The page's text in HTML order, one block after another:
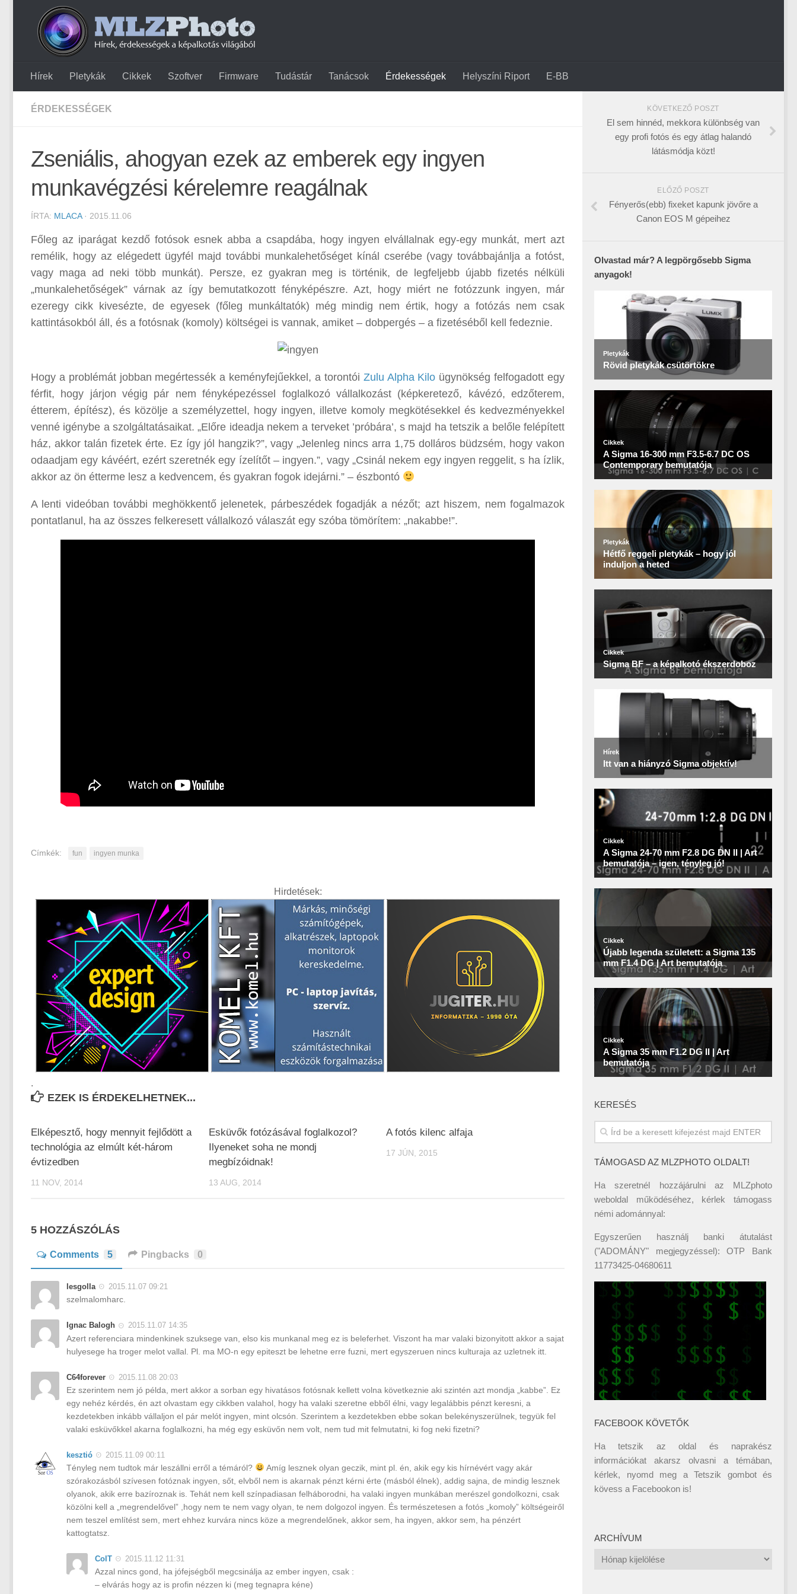
Hírek Pletykák Cikkek Szoftver Firmware Tudástár Tanácsok Érdekességek Helyszíni Riport E-BB
ÉRDEKESSÉGEK
Zseniális, ahogyan ezek az emberek egy ingyen
munkavégzési kérelemre reagálnak
ÍRTA: MLACA· 2015.11.06
Főleg az iparágat kezdő fotósok esnek abba a csapdába, hogy ingyen elvállalnak egy-egy munkát, mert azt
remélik, hogy az elégedett ügyfél majd további munkalehetőséget kínál cserébe (vagy továbbajánlja a fotóst,
vagy maga ad neki több munkát). Persze, ez gyakran meg is történik, de legfeljebb újabb fizetés nélküli
„munkalehetőségek” várnak az így bemutatkozott fényképészre. Azt, hogy miért ne fotózzunk ingyen, már
ezeregy cikk kivesézte, de egyesek (főleg munkáltatók) még mindig nem értik, hogy a fotózás nem csak
kattintásokból áll, és a fotósnak (komoly) költségei is vannak, amiket – dobpergés – a fizetéséből kell fedeznie.
Hogy a problémát jobban megértessék a keményfejűekkel, a torontói Zulu Alpha Kilo ügynökség felfogadott egy
férfit, hogy járjon végig pár nem fényképezéssel foglalkozó vállalkozást (képkeretező, kávézó, edzőterem,
étterem, építész), és közölje a személyzettel, hogy ingyen, illetve komoly megkötésekkel és kedvezményekkel
venné igénybe a szolgáltatásaikat. „Előre ideadja nekem a terveket ’próbára’, s majd ha tetszik a belőle felépített
ház, akkor talán fizetek érte. Ez így jól hangzik?”, vagy „Jelenleg nincs arra 1,75 dolláros büdzsém, hogy vakon
odaadjam egy kávéért, ezért szeretnék egy ízelítőt – ingyen.”, vagy „Csinál nekem egy ingyen reggelit, s ha ízlik,
akkor az ön étterme lesz a kedvencem, és gyakran fogok idejárni.” – észbontó
A lenti videóban további meghökkentő jelenetek, párbeszédek fogadják a nézőt; azt hiszem, nem fogalmazok
pontatlanul, ha az összes felkeresett vállalkozó válaszát egy szóba tömörítem: „nakabbe!”.
Címkék: fun ingyen munka
Hirdetések:
.
EZEK IS ÉRDEKELHETNEK...
Elképesztő, hogy mennyit fejlődött a
technológia az elmúlt két-három
évtizedben
11 NOV, 2014
Esküvők fotózásával foglalkozol?
Ilyeneket soha ne mondj
megbízóidnak!
13 AUG, 2014
A fotós kilenc alfaja
17 JÚN, 2015
5 HOZZÁSZÓLÁS
Comments 5 Pingbacks 0
lesgolla 2015.11.07 09:21
szelmalomharc.
Ignac Balogh 2015.11.07 14:35
Azert referenciara mindenkinek szuksege van, elso kis munkanal meg ez is beleferhet. Viszont ha mar valaki bizonyitott akkor a sajat
hulyesege ha troger melot vallal. Pl. ma MO-n egy epiteszt be lehetne erre fuzni, mert egyszeruen nincs kulturaja az uzletnek itt.
C64forever 2015.11.08 20:03
Ez szerintem nem jó példa, mert akkor a sorban egy hivatásos fotósnak kellett volna következnie aki szintén azt mondja „kabbe”. Ez
egy nehéz kérdés, én azt olvastam egy cikkben valahol, hogy ha valaki szeretne ebből élni, vagy legalábbis pénzt keresni, a
kezdetekben inkább vállaljon el pár melót ingyen, mint olcsón. Szerintem a kezdetekben ebbe sokan belekényszerülnek, tegyük fel
valaki esküvőkkel akarna foglalkozni, ha még egy esküvőn nem volt, nem tud mit felmutatni, ki fog neki fizetni?
kesztió 2015.11.09 00:11
Tényleg nem tudtok már leszállni erről a témáról?
Amíg lesznek olyan geczik, mint pl. én, akik egy kis hírnévért vagy akár
szórakozásból szívesen fotóznak ingyen, sőt, elvből nem is akarnak pénzt kérni érte (másból élnek), addig sajna, de mindig lesznek
olyanok, akik erre bazíroznak is. Tehát nem kell színpadiasan felháborodni, ha valaki ingyen munkában merészel gondolkozni, csak
közölni kell a „megrendelővel” ,hogy nem te nem vagy olyan, te nem dolgozol ingyen. És természetesen a fotós „komoly” költségeiről
nem teszel említést sem, mert ehhez kurvára nincs köze a megrendelőnek, akkor sem, ha ingyen, akkor sem, ha pénzért
kattogtatsz.
ColT 2015.11.12 11:31
Azzal nincs gond, ha jófejségből megcsinálja az ember ingyen, csak :
– elvárás hogy az is profin nézzen ki (meg tegnapra kéne)
KÖVETKEZŐ POSZT
El sem hinnéd, mekkora különbség van
egy profi fotós és egy átlag halandó
látásmódja közt!
ELŐZŐ POSZT
Fényerős(ebb) fixeket kapunk jövőre a
Canon EOS M gépeihez
Olvastad már? A legpörgősebb Sigma
anyagok!
KERESÉS
TÁMOGASD AZ MLZPHOTO OLDALT!
Ha szeretnél hozzájárulni az MLZphoto
weboldal működéséhez, kérlek támogass
némi adománnyal:
Egyszerűen használj banki átutalást
("ADOMÁNY" megjegyzéssel): OTP Bank
11773425-04680611
FACEBOOK KÖVETŐK
Ha tetszik az oldal és naprakész
információkat akarsz olvasni a témában,
kérlek, nyomd meg a Tetszik gombot és
kövess a Facebookon is!
ARCHÍVUM
Archívum